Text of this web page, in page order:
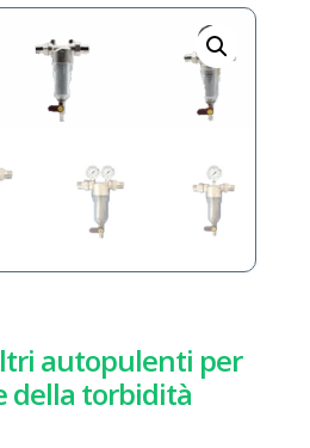
autopulenti per
della torbidità